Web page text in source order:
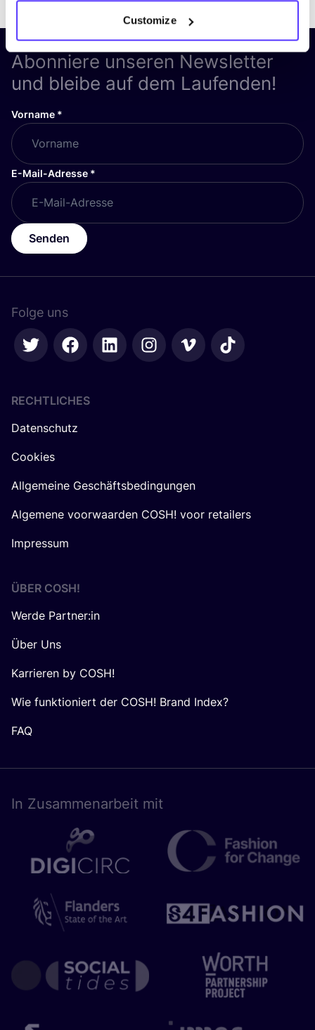
Customize
Abonniere unseren Newsletter
und bleibe auf dem Laufenden!
Vorname *
E-Mail-Adresse *
Senden
Folge uns
RECHTLICHES
Datenschutz
Cookies
Allgemeine Geschäftsbedingungen
Algemene voorwaarden COSH! voor retailers
Impressum
ÜBER COSH!
Werde Partner:in
Über Uns
Karrieren by COSH!
Wie funktioniert der COSH! Brand Index?
FAQ
In Zusam­men­ar­beit mit